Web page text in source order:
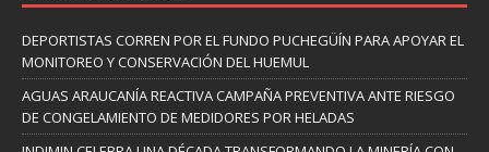
DEPORTISTAS CORREN POR EL FUNDO PUCHEGÜÍN PARA APOYAR EL
MONITOREO Y CONSERVACIÓN DEL HUEMUL
AGUAS ARAUCANÍA REACTIVA CAMPAÑA PREVENTIVA ANTE RIESGO
DE CONGELAMIENTO DE MEDIDORES POR HELADAS